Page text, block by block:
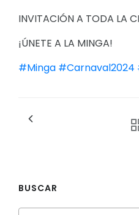
Procesos de
Ejecución
Obras y proyectos
INVITACIÓN A TODA LA
¡ÚNETE A LA MINGA!
#Minga #Carnaval2024
BUSCAR